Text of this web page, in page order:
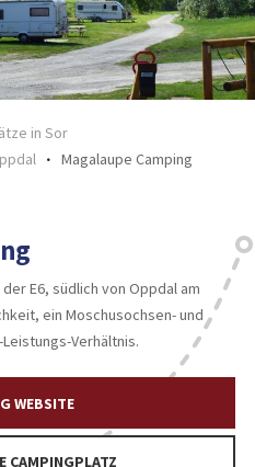
in Sor
Magalaupe Camping
E6, südlich von Oppdal am
ein Moschusochsen- und
Verhältnis.
WEBSITE
CAMPINGPLATZ